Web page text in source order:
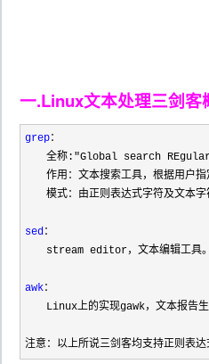
一.Linux文本处理三剑客
grep：
全称:"Global search REgular
作用：文本搜索工具，根据用户指
模式：由正则表达式字符及文本字
sed：
stream editor，文本编辑工具。
awk：
Linux上的实现gawk，文本报告生
注意：以上所说三剑客均支持正则表